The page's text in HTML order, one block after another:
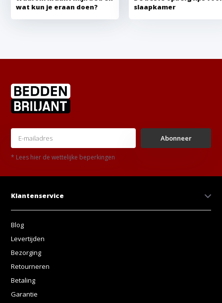
wat kun je eraan doen?
slaapkamer
Abonneer
* Lees hier de wettelijke beperkingen
Klantenservice
Blog
Levertijden
Bezorging
Retourneren
Betaling
Garantie